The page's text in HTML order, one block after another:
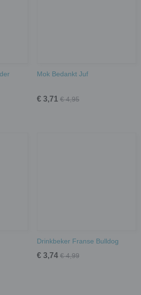
Mok Bedankt Juf
€ 3,71 € 4,95
Drinkbeker Franse Bulldog
€ 3,74 € 4,99